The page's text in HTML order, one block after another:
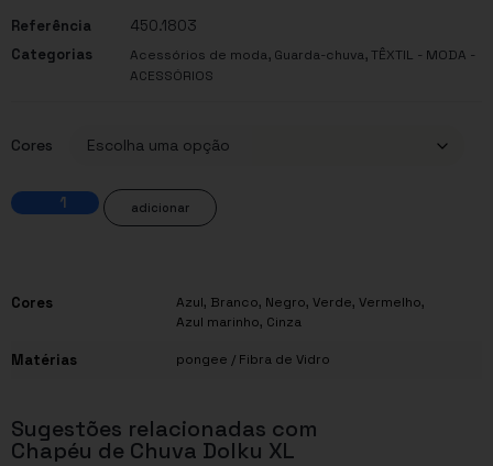
Referência
450.1803
Categorias
Acessórios de moda, Guarda-chuva,TÊXTIL - MODA -
ACESSÓRIOS
Cores
adicionar
Cores Azul, Branco, Negro, Verde, Vermelho,
Azul marinho, Cinza
Matérias pongee / Fibra de Vidro
Sugestões relacionadas com
Chapéu de Chuva Dolku XL